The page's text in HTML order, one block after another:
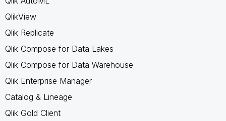
QlikView
Qlik Replicate
Qlik Compose for Data Lakes
Qlik Compose for Data Warehouse
Qlik Enterprise Manager
Catalog & Lineage
Qlik Gold Client